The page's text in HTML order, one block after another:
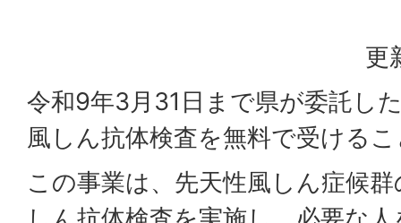
更
令和9年3月31日まで県が委託し
風しん抗体検査を無料で受ける
この事業は、先天性風しん症候